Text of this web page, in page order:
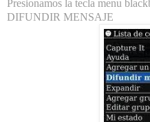
Presionamos la tecla menu
DIFUNDIR MENSAJE